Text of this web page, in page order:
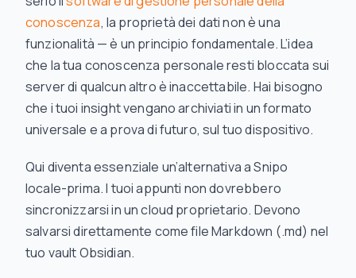
conoscenza, la proprietà dei dati non è una
funzionalità — è un principio fondamentale. L’idea
che la tua conoscenza personale resti bloccata sui
server di qualcun altro è inaccettabile. Hai bisogno
che i tuoi insight vengano archiviati in un formato
universale e a prova di futuro, sul tuo dispositivo.
Qui diventa essenziale un’alternativa a Snipo
locale-prima. I tuoi appunti non dovrebbero
sincronizzarsi in un cloud proprietario. Devono
salvarsi direttamente come file Markdown (.md) nel
tuo vault Obsidian.